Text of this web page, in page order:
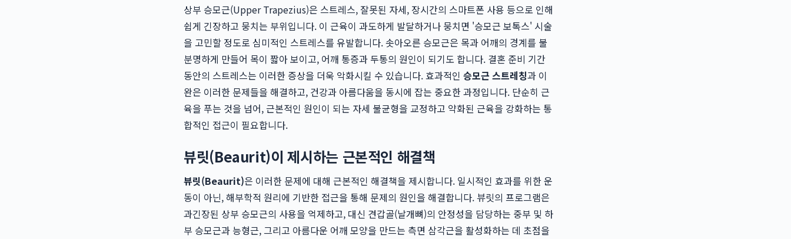
상부 승모근(Upper Trapezius)은 스트레스, 잘못된 자세, 장시간의 스마트폰 사용 등으로 인해
쉽게 긴장하고 뭉치는 부위입니다. 이 근육이 과도하게 발달하거나 뭉치면 '승모근 보톡스' 시술
을 고민할 정도로 심미적인 스트레스를 유발합니다. 솟아오른 승모근은 목과 어깨의 경계를 불
분명하게 만들어 목이 짧아 보이고, 어깨 통증과 두통의 원인이 되기도 합니다. 결혼 준비 기간
동안의 스트레스는 이러한 증상을 더욱 악화시킬 수 있습니다. 효과적인 승모근 스트레칭과 이
완은 이러한 문제들을 해결하고, 건강과 아름다움을 동시에 잡는 중요한 과정입니다. 단순히 근
육을 푸는 것을 넘어, 근본적인 원인이 되는 자세 불균형을 교정하고 약화된 근육을 강화하는 통
합적인 접근이 필요합니다.
뷰릿(Beaurit)이 제시하는 근본적인 해결책
뷰릿(Beaurit)은 이러한 문제에 대해 근본적인 해결책을 제시합니다. 일시적인 효과를 위한 운
동이 아닌, 해부학적 원리에 기반한 접근을 통해 문제의 원인을 해결합니다. 뷰릿의 프로그램은
과긴장된 상부 승모근의 사용을 억제하고, 대신 견갑골(날개뼈)의 안정성을 담당하는 중부 및 하
부 승모근과 능형근, 그리고 아름다운 어깨 모양을 만드는 측면 삼각근을 활성화하는 데 초점을